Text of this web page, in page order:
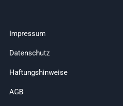
Impressum
Datenschutz
Haftungshinweise
AGB